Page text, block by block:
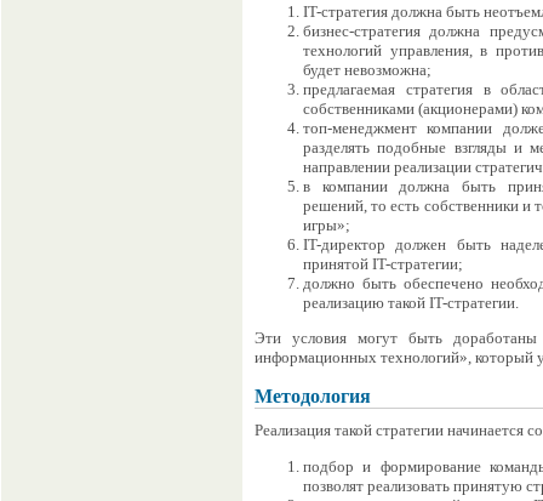
IT-стратегия должна быть
бизнес-стратегия должна
технологий управления, в
будет невозможна;
предлагаемая стратегия в
собственниками (акционерами)
топ-менеджмент компании
разделять подобные взгляды и
направлении реализации
в компании должна быть
решений, то есть собственники
игры»;
IT-директор должен быть
принятой IT-стратегии;
должно быть обеспечено
реализацию такой IT-стратегии.
Эти условия могут быть
информационных технологий», который
Методология
Реализация такой стратегии начинается
подбор и формирование
позволят реализовать принятую